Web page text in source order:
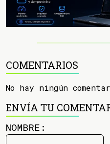
COMENTARIOS
No hay ningún
ENVÍA TU
NOMBRE: